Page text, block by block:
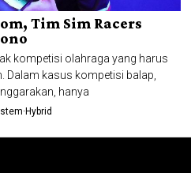
Tim Sim Racers
kompetisi olahraga yang harus
Dalam kasus kompetisi balap,
hanya
·Hybrid